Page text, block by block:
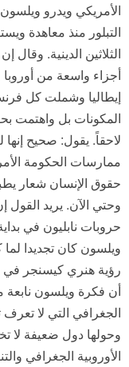
الأمريكي ويدرو
الثلاثين الدينية.
أجزاء واسعة من
إيطاليا وشملت كل
المكونات بل واهتمت
لاحقاً. يقول: صحيح
ممارسات الحكومة
حقوق الإنسان شعار
وحتي الآن. يريد القول
حروبات نابليون في
ويلسون كان تجديدا
رؤية هنري كيسنجر في
أن فكرة ويلسون
الجغرافي التي لا
وحولها دول ضعيفة لا
الأوروبية الجغرافي